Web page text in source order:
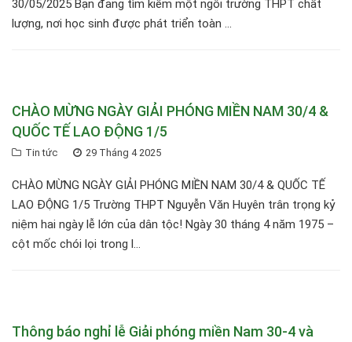
30/05/2025 Bạn đang tìm kiếm một ngôi trường THPT chất
lượng, nơi học sinh được phát triển toàn ...
CHÀO MỪNG NGÀY GIẢI PHÓNG MIỀN NAM 30/4 &
QUỐC TẾ LAO ĐỘNG 1/5
Tin tức 29 Tháng 4 2025
CHÀO MỪNG NGÀY GIẢI PHÓNG MIỀN NAM 30/4 & QUỐC TẾ
LAO ĐỘNG 1/5 Trường THPT Nguyễn Văn Huyên trân trọng kỷ
niệm hai ngày lễ lớn của dân tộc! Ngày 30 tháng 4 năm 1975 –
cột mốc chói lọi trong l...
Thông báo nghỉ lễ Giải phóng miền Nam 30-4 và